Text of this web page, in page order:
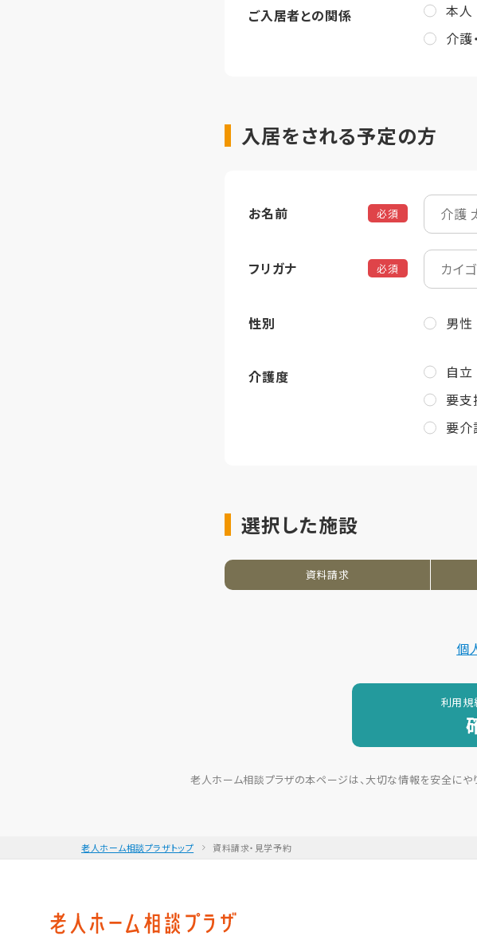
ご入居者との関係 本人
介護
入居をされる予定の方
お名前 必須
フリガナ 必須
性別 男性
介護度 自立
要支
要介
選択した施設
資料請求
個
利用規
老人ホーム相談プラザの本ページは、大切な情報を安全にや
老人ホーム相談プラザトップ 資料請求・見学予約